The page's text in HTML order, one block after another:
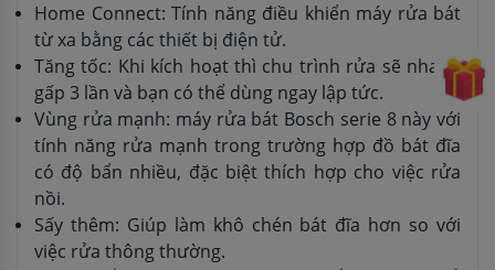
Home Connect: Tính năng điều khiển máy rửa bát
từ xa bằng các thiết bị điện tử.
Tăng tốc: Khi kích hoạt thì chu trình rửa sẽ nhanh
gấp 3 lần và bạn có thể dùng ngay lập tức.
Vùng rửa mạnh: máy rửa bát Bosch serie 8 này với
tính năng rửa mạnh trong trường hợp đồ bát đĩa
có độ bẩn nhiều, đặc biệt thích hợp cho việc rửa
nồi.
Sấy thêm: Giúp làm khô chén bát đĩa hơn so với
việc rửa thông thường.